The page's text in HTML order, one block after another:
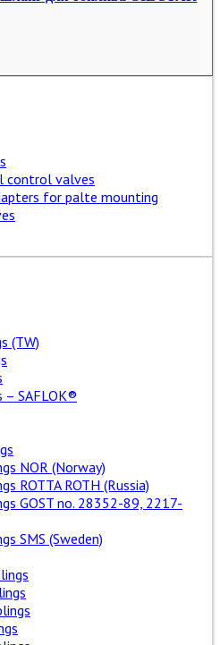
control valves
for palte mounting
(TW)
– SAFLOK®
NOR (Norway)
ROTTA ROTH (Russia)
GOST no. 28352-89, 2217-
SMS (Sweden)